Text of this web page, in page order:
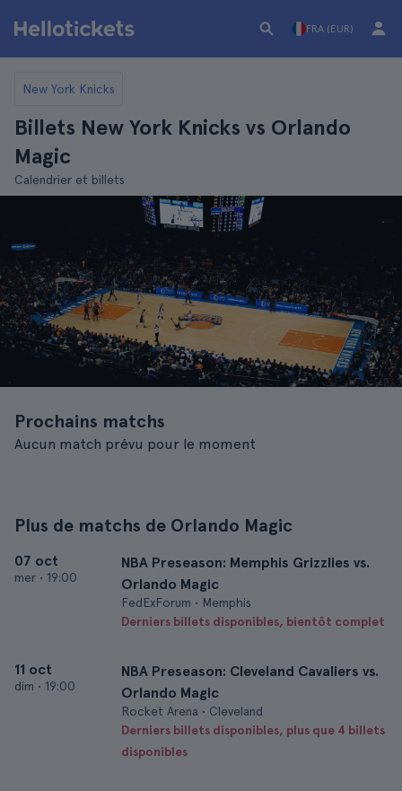
FRA (EUR)
New York Knicks
Billets New York Knicks vs Orlando
Magic
Calendrier et billets
Prochains matchs
Aucun match prévu pour le moment
Plus de matchs de Orlando Magic
07 oct
mer • 19:00
NBA Preseason: Memphis Grizzlies vs.
Orlando Magic
FedExForum • Memphis
Derniers billets disponibles, bientôt complet
11 oct
dim • 19:00
NBA Preseason: Cleveland Cavaliers vs.
Orlando Magic
Rocket Arena • Cleveland
Derniers billets disponibles, plus que 4 billets
disponibles